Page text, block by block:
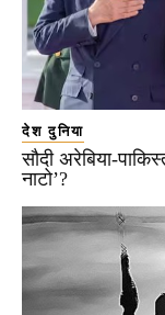
देश दुनिया
सौदी अरेबिया-
नाटो’?